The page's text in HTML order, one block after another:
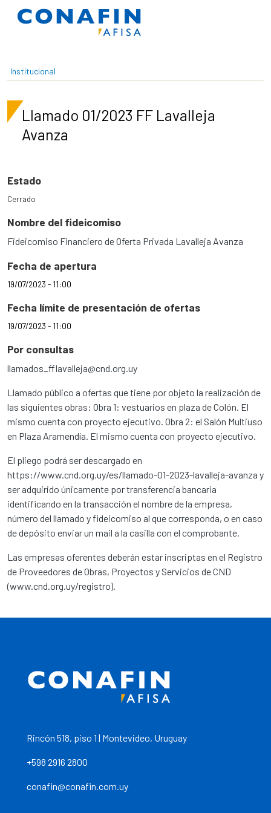
Pasar al contenido principal
Institucional
Llamado 01/2023 FF Lavalleja
Avanza
Estado
Cerrado
Nombre del fideicomiso
Fideicomiso Financiero de Oferta Privada Lavalleja Avanza
Fecha de apertura
19/07/2023 - 11:00
Fecha límite de presentación de ofertas
19/07/2023 - 11:00
Por consultas
llamados_fflavalleja@cnd.org.uy
Llamado público a ofertas que tiene por objeto la realización de
las siguientes obras: Obra 1: vestuarios en plaza de Colón. El
mismo cuenta con proyecto ejecutivo. Obra 2: el Salón Multiuso
en Plaza Aramendía. El mismo cuenta con proyecto ejecutivo.
El pliego podrá ser descargado en
https://www.cnd.org.uy/es/llamado-01-2023-lavalleja-avanza y
ser adquirido únicamente por transferencia bancaria
identificando en la transacción el nombre de la empresa,
número del llamado y fideicomiso al que corresponda, o en caso
de depósito enviar un mail a la casilla con el comprobante.
Las empresas oferentes deberán estar inscriptas en el Registro
de Proveedores de Obras, Proyectos y Servicios de CND
(www.cnd.org.uy/registro).
Rincón 518, piso 1 | Montevideo, Uruguay
+598 2916 2800
conafin@conafin.com.uy